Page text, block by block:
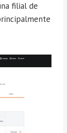
filial de